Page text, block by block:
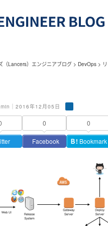
（Lancers）エンジニアブログ > DevOps >
｜2016年12月05日
0
Facebook
0
Ｂ! Bookmark